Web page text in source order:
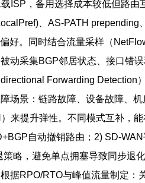
ISP，备用选择成本较低但路由
、AS-PATH
好。同时结合流量采样（
动采集BGP邻居状态、接口错
Forwarding Detection
场景：链路故障、设备故障、
来提升弹性。不同模式互补，
自动撤销路由；2) SD-
略，避免单点拥塞导致同步退化
据RPO/RTO与峰值流量制定